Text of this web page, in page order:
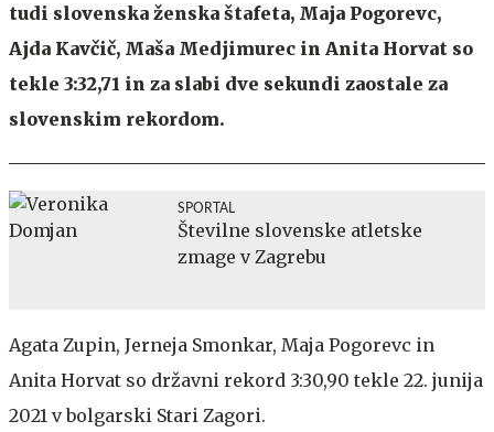
tudi slovenska ženska štafeta, Maja Pogorevc,
Ajda Kavčič, Maša Medjimurec in Anita Horvat so
tekle 3:32,71 in za slabi dve sekundi zaostale za
slovenskim rekordom.
SPORTAL
Številne slovenske atletske
zmage v Zagrebu
Agata Zupin, Jerneja Smonkar, Maja Pogorevc in
Anita Horvat so državni rekord 3:30,90 tekle 22. junija
2021 v bolgarski Stari Zagori.